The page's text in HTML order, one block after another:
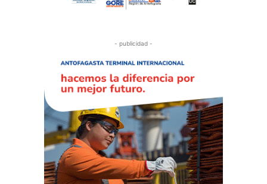
- publicidad -